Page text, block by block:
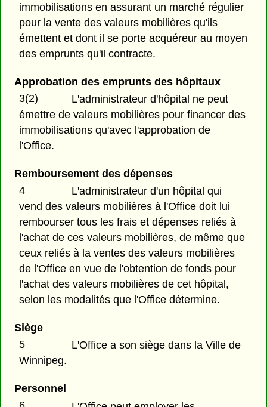
immobilisations en assurant un marché régulier
pour la vente des valeurs mobilières qu'ils
émettent et dont il se porte acquéreur au moyen
des emprunts qu'il contracte.
Approbation des emprunts des hôpitaux
3(2)
L'administrateur d'hôpital ne peut
émettre de valeurs mobilières pour financer des
immobilisations qu'avec l'approbation de
l'Office.
Remboursement des dépenses
4
L'administrateur d'un hôpital qui
vend des valeurs mobilières à l'Office doit lui
rembourser tous les frais et dépenses reliés à
l'achat de ces valeurs mobilières, de même que
ceux reliés à la ventes des valeurs mobilières
de l'Office en vue de l'obtention de fonds pour
l'achat des valeurs mobilières de cet hôpital,
selon les modalités que l'Office détermine.
Siège
5
L'Office a son siège dans la Ville de
Winnipeg.
Personnel